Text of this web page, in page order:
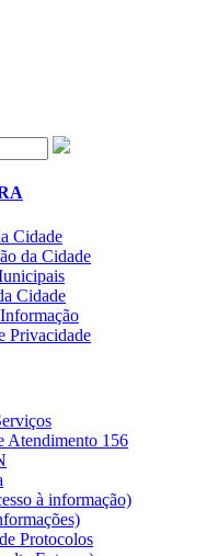
Cidade
da Cidade
Cidade
Privacidade
Atendimento 156
à informação)
Protocolos